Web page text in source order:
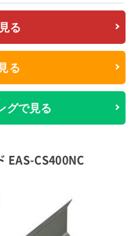
る
る
グで見る
EAS-CS400NC